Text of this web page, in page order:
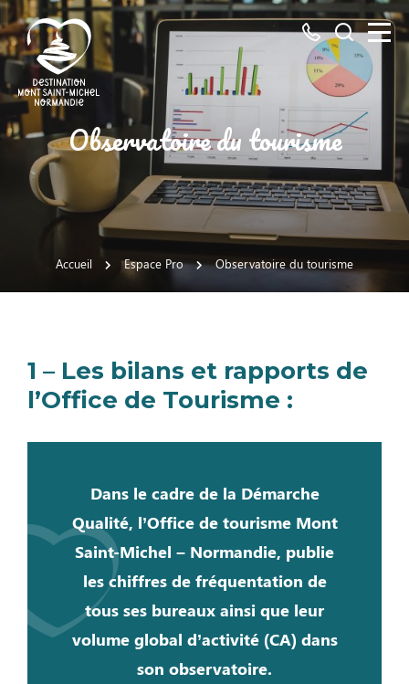
Destination
Mont
Saint-
Michel
Normandie
Tous
les
numéros
Observatoire du tourisme
Accueil Espace Pro Observatoire du tourisme
1 – Les bilans et rapports de
l’Office de Tourisme :
Dans le cadre de la Démarche
Qualité, l’Office de tourisme Mont
Saint-Michel – Normandie, publie
les chiffres de fréquentation de
tous ses bureaux ainsi que leur
volume global d’activité (CA) dans
son observatoire.